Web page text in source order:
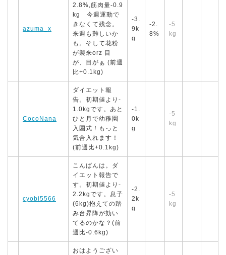
azuma_x
2.8%,筋肉量-0.9
kg 今週運動で
きなくて残念。
来週も難しいか
も。そして花粉
が襲来orz 目
が、目がぁ (前週
比+0.1kg)
-3.
9k
g
-2.
8%
-5
kg
CocoNana
ダイエット報
告。初期値より-
1.0kgです。あと
ひと月で幼稚園
入園式！もっと
気合入れます！
(前週比+0.1kg)
-1.
0k
g
-5
kg
cyobi5566
こんばんは。ダ
イエット報告で
す。初期値より-
2.2kgです。息子
(6kg)抱えての踏
み台昇降が効い
てるのかな？(前
週比-0.6kg)
-2.
2k
g
-5
kg
おはようござい